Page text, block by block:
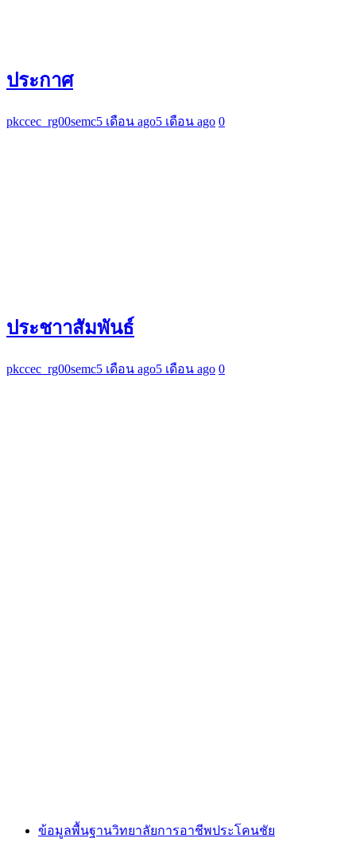
ประกาศ
pkccec_rg00semc5 เดือน ago5 เดือน ago 0
ประชาาสัมพันธ์
pkccec_rg00semc5 เดือน ago5 เดือน ago 0
ข้อมูลพื้นฐานวิทยาลัยการอาชีพประโคนชัย